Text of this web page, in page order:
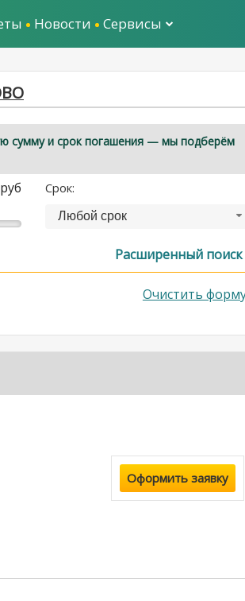
Новости Сервисы
сумму и срок погашения — мы подберём
руб Срок:
Любой срок
Расширенный поиск
Очистить
Оформить заявку